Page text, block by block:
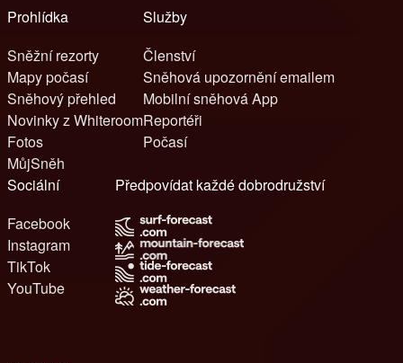
Prohlídka
Sněžní rezorty
Mapy počasí
Sněhový přehled
Novinky z Whiteroom
Fotos
MůjSněh
Služby
Členství
Sněhová upozornění emailem
Mobilní sněhová App
Reportéři
Počasí
Sociální
Facebook
Instagram
TikTok
YouTube
Předpovídat každé dobrodružství